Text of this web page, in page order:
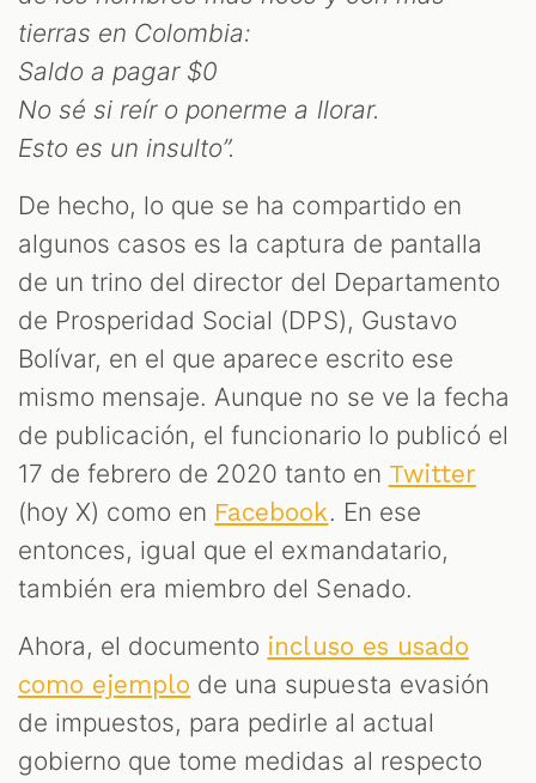
tierras en Colombia:
Saldo a pagar $0
No sé si reír o ponerme a llorar.
Esto es un insulto”.
De hecho, lo que se ha compartido en
algunos casos es la captura de pantalla
de un trino del director del Departamento
de Prosperidad Social (DPS), Gustavo
Bolívar, en el que aparece escrito ese
mismo mensaje. Aunque no se ve la fecha
de publicación, el funcionario lo publicó el
17 de febrero de 2020 tanto en Twitter
(hoy X) como en Facebook. En ese
entonces, igual que el exmandatario,
también era miembro del Senado.
Ahora, el documento incluso es usado
como ejemplo de una supuesta evasión
de impuestos, para pedirle al actual
gobierno que tome medidas al respecto